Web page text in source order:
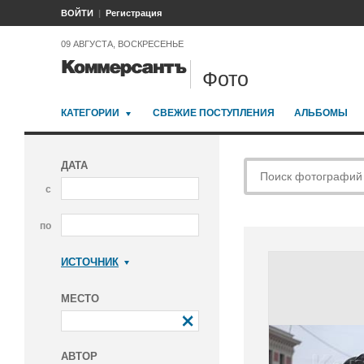
ВОЙТИ Регистрация
09 АВГУСТА, ВОСКРЕСЕНЬЕ
Фото
КАТЕГОРИИ СВЕЖИЕ ПОСТУПЛЕНИЯ АЛЬБОМЫ
ДАТА
с
по
ИСТОЧНИК
МЕСТО
АВТОР